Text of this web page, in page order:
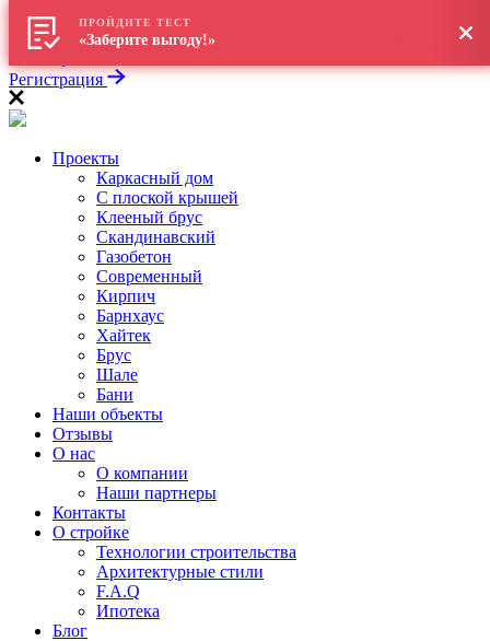
Как построить дом в 2026: от идеи до готового жилья — на
Регистрация
Проекты
Каркасный дом
С плоской крышей
Клееный брус
Скандинавский
Газобетон
Современный
Кирпич
Барнхаус
Хайтек
Брус
Шале
Бани
Наши объекты
Отзывы
О нас
О компании
Наши партнеры
Контакты
О стройке
Технологии строительства
Архитектурные стили
F.A.Q
Ипотека
Блог
ПРОЙДИТЕ ТЕСТ
«Заберите выгоду!»